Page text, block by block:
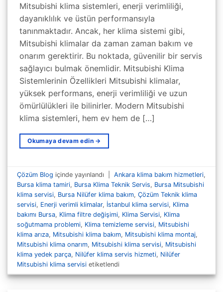
Mitsubishi klima sistemleri, enerji verimliliği,
dayanıklılık ve üstün performansıyla
tanınmaktadır. Ancak, her klima sistemi gibi,
Mitsubishi klimalar da zaman zaman bakım ve
onarım gerektirir. Bu noktada, güvenilir bir servis
sağlayıcı bulmak önemlidir. Mitsubishi Klima
Sistemlerinin Özellikleri Mitsubishi klimalar,
yüksek performans, enerji verimliliği ve uzun
ömürlülükleri ile bilinirler. Modern Mitsubishi
klima sistemleri, hem ev hem de […]
Okumaya devam edin →
Çözüm Blog içinde yayınlandı Ankara klima bakım hizmetleri,
Bursa klima tamiri, Bursa Klima Teknik Servis, Bursa Mitsubishi
klima servisi, Bursa Nilüfer klima bakım,Çözüm Teknik klima
servisi, Enerji verimli klimalar, İstanbul klima servisi, Klima
bakımı Bursa, Klima filtre değişimi, Klima Servisi, Klima
soğutmama problemi, Klima temizleme servisi, Mitsubishi
klima arıza, Mitsubishi klima bakım, Mitsubishi klima montaj,
Mitsubishi klima onarım, Mitsubishi klima servisi, Mitsubishi
klima yedek parça, Nilüfer klima servis hizmeti, Nilüfer
Mitsubishi klima servisi etiketlendi